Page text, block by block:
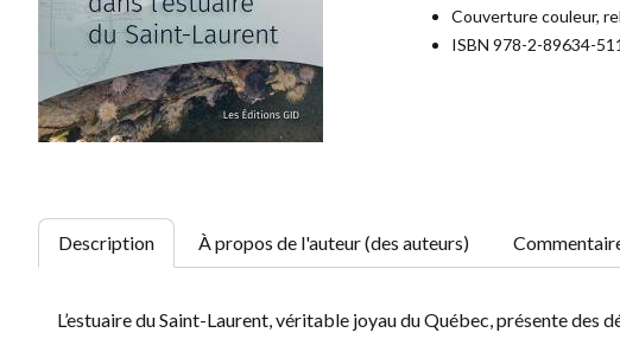
Couverture couleur,
ISBN 978-2-89634-
Description À propos de l'auteur (des auteurs)
L’estuaire du Saint-Laurent, véritable joyau du Québec, présente